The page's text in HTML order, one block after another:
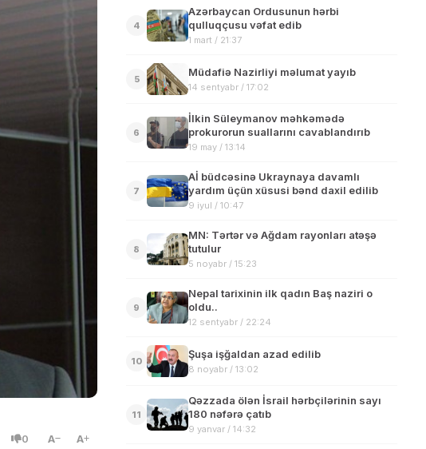
0 A A
4
Azərbaycan Ordusunun hərbi
qulluqçusu vəfat edib
1 mart / 21:37
5
Müdafiə Nazirliyi məlumat yayıb
14 sentyabr / 17:02
6
İlkin Süleymanov məhkəmədə
prokurorun suallarını cavablandırıb
19 may / 13:14
7
Aİ büdcəsinə Ukraynaya davamlı
yardım üçün xüsusi bənd daxil edilib
9 iyul / 10:47
8
MN: Tərtər və Ağdam rayonları atəşə
tutulur
5 noyabr / 15:23
9
Nepal tarixinin ilk qadın Baş naziri o
oldu..
12 sentyabr / 22:24
10
Şuşa işğaldan azad edilib
8 noyabr / 13:02
11
Qəzzada ölən İsrail hərbçilərinin sayı
180 nəfərə çatıb
9 yanvar / 14:32